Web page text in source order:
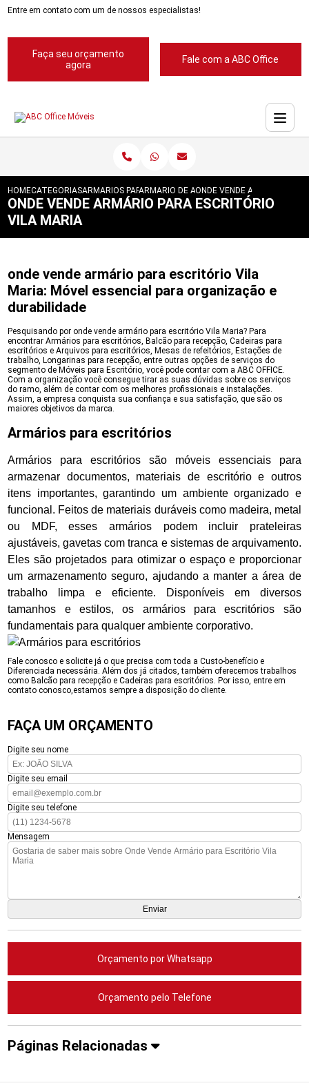
Entre em contato com um de nossos especialistas!
Faça seu orçamento
agora
Fale com a ABC Office
HOMECATEGORIASARMARIOS PARA ESCRITORIOS
ARMARIO DE ACO PARA ESCRITORIO
ONDE VENDE ARMARIO
ONDE VENDE ARMÁRIO PARA ESCRITÓRIO
VILA MARIA
onde vende armário para escritório Vila
Maria: Móvel essencial para organização e
durabilidade
Pesquisando por onde vende armário para escritório Vila Maria? Para
encontrar Armários para escritórios, Balcão para recepção, Cadeiras para
escritórios e Arquivos para escritórios, Mesas de refeitórios, Estações de
trabalho, Longarinas para recepção, entre outras opções de serviços do
segmento de Móveis para Escritório, você pode contar com a ABC OFFICE.
Com a organização você consegue tirar as suas dúvidas sobre os serviços
do ramo, além de contar com os melhores profissionais e instalações.
Assim, a empresa conquista sua confiança e sua satisfação, que são os
maiores objetivos da marca.
Armários para escritórios
Armários para escritórios são móveis essenciais para
armazenar documentos, materiais de escritório e outros
itens importantes, garantindo um ambiente organizado e
funcional. Feitos de materiais duráveis como madeira, metal
ou MDF, esses armários podem incluir prateleiras
ajustáveis, gavetas com tranca e sistemas de arquivamento.
Eles são projetados para otimizar o espaço e proporcionar
um armazenamento seguro, ajudando a manter a área de
trabalho limpa e eficiente. Disponíveis em diversos
tamanhos e estilos, os armários para escritórios são
fundamentais para qualquer ambiente corporativo.
Fale conosco e solicite já o que precisa com toda a Custo-benefício e
Diferenciada necessária. Além dos já citados, também oferecemos trabalhos
como Balcão para recepção e Cadeiras para escritórios. Por isso, entre em
contato conosco,estamos sempre a disposição do cliente.
FAÇA UM ORÇAMENTO
Digite seu nome
Digite seu email
Digite seu telefone
Mensagem
Orçamento por Whatsapp
Orçamento pelo Telefone
Páginas Relacionadas